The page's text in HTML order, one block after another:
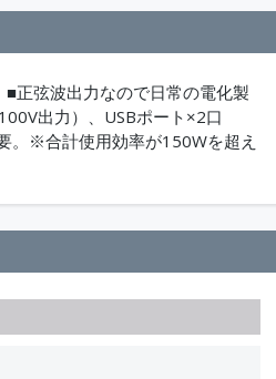
正弦波出力なので日常の電化製
出力）、USBポート×2口
。※合計使用効率が150Wを超え